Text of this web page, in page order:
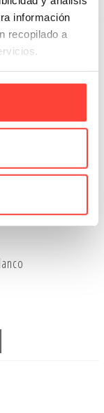
información
recopilado a